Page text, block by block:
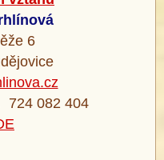
6
724 082 404